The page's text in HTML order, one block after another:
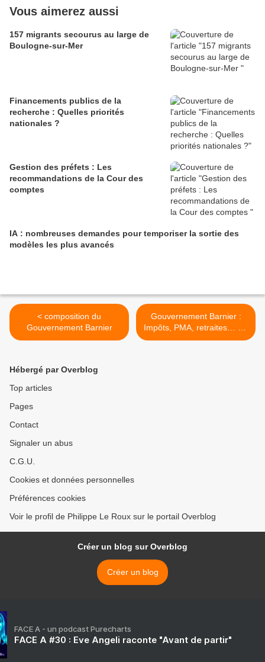
Vous aimerez aussi
157 migrants secourus au large de
Boulogne-sur-Mer
Financements publics de la
recherche : Quelles priorités
nationales ?
Gestion des préfets : Les
recommandations de la Cour des
comptes
IA : nombreuses demandes pour temporiser la sortie des
modèles les plus avancés
< composition du
Gouvernement Barnier
Gouvernement Barnier :
Impôts, PMA, retraites… Ce
qu’il faut retenir des
Hébergé par Overblog
Top articles
Pages
Contact
Signaler un abus
C.G.U.
Cookies et données personnelles
Préférences cookies
Voir le profil de Philippe Le Roux sur le portail Overblog
Créer un blog sur Overblog
Créer un blog
FACE A - un podcast Purecharts
FACE A #30 : Eve Angeli raconte "Avant de partir"